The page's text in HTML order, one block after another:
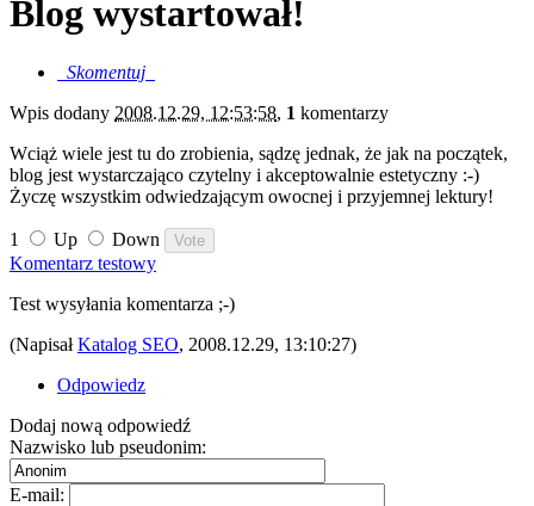
Blog wystartował!
Skomentuj
Wpis dodany 2008.12.29, 12:53:58, 1 komentarzy
Wciąż wiele jest tu do zrobienia, sądzę jednak, że jak na początek,
blog jest wystarczająco czytelny i akceptowalnie estetyczny :-)
Życzę wszystkim odwiedzającym owocnej i przyjemnej lektury!
1 Up
Down
Komentarz testowy
Test wysyłania komentarza ;-)
(NapisałKatalog SEO, 2008.12.29, 13:10:27)
Odpowiedz
Dodaj nową odpowiedź
Nazwisko lub pseudonim:
E-mail: